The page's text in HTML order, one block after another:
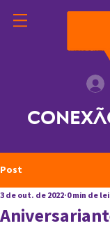
Post
3 de out. de 2022 0 min de